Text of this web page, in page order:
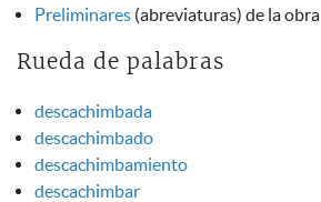
Preliminares (abreviaturas) de la obra
Rueda de palabras
descachimbada
descachimbado
descachimbamiento
descachimbar